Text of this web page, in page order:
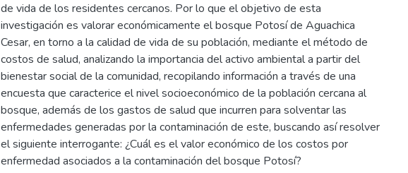
de vida de los residentes cercanos. Por lo que el objetivo de esta
investigación es valorar económicamente el bosque Potosí de Aguachica
Cesar, en torno a la calidad de vida de su población, mediante el método de
costos de salud, analizando la importancia del activo ambiental a partir del
bienestar social de la comunidad, recopilando información a través de una
encuesta que caracterice el nivel socioeconómico de la población cercana al
bosque, además de los gastos de salud que incurren para solventar las
enfermedades generadas por la contaminación de este, buscando así resolver
el siguiente interrogante: ¿Cuál es el valor económico de los costos por
enfermedad asociados a la contaminación del bosque Potosí?